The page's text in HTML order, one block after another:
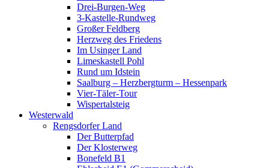
Drei-Burgen-Weg
3-Kastelle-Rundweg
Großer Feldberg
Herzweg des Friedens
Im Usinger Land
Limeskastell Pohl
Rund um Idstein
Saalburg – Herzbergturm – Hessenpark
Vier-Täler-Tour
Wispertalsteig
Westerwald
Rengsdorfer Land
Der Butterpfad
Der Klosterweg
Bonefeld B1